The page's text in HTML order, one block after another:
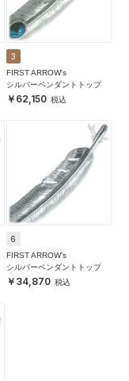
3
FIRST ARROW's
シルバーペンダントトップ
62,150
6
FIRST ARROW's
シルバーペンダントトップ
34,870